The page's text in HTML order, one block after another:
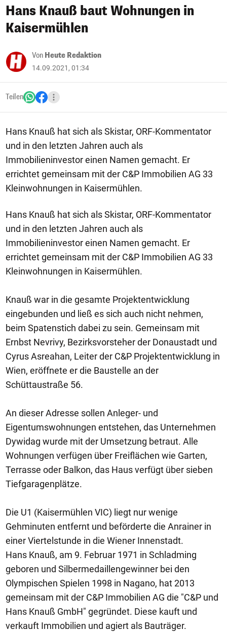
Hans Knauß baut Wohnungen in
Kaisermühlen
Von Heute Redaktion
14.09.2021, 01:34
Teilen
Hans Knauß hat sich als Skistar, ORF-Kommentator
und in den letzten Jahren auch als
Immobilieninvestor einen Namen gemacht. Er
errichtet gemeinsam mit der C&P Immobilien AG 33
Kleinwohnungen in Kaisermühlen.
Hans Knauß hat sich als Skistar, ORF-Kommentator
und in den letzten Jahren auch als
Immobilieninvestor einen Namen gemacht. Er
errichtet gemeinsam mit der C&P Immobilien AG 33
Kleinwohnungen in Kaisermühlen.
Knauß war in die gesamte Projektentwicklung
eingebunden und ließ es sich auch nicht nehmen,
beim Spatenstich dabei zu sein. Gemeinsam mit
Ernbst Nevrivy, Bezirksvorsteher der Donaustadt und
Cyrus Asreahan, Leiter der C&P Projektentwicklung in
Wien, eröffnete er die Baustelle an der
Schüttaustraße 56.
An dieser Adresse sollen Anleger- und
Eigentumswohnungen entstehen, das Unternehmen
Dywidag wurde mit der Umsetzung betraut. Alle
Wohnungen verfügen über Freiflächen wie Garten,
Terrasse oder Balkon, das Haus verfügt über sieben
Tiefgaragenplätze.
Die U1 (Kaisermühlen VIC) liegt nur wenige
Gehminuten entfernt und beförderte die Anrainer in
einer Viertelstunde in die Wiener Innenstadt.
Hans Knauß, am 9. Februar 1971 in Schladming
geboren und Silbermedaillengewinner bei den
Olympischen Spielen 1998 in Nagano, hat 2013
gemeinsam mit der C&P Immobilien AG die "C&P und
Hans Knauß GmbH" gegründet. Diese kauft und
verkauft Immobilien und agiert als Bauträger.